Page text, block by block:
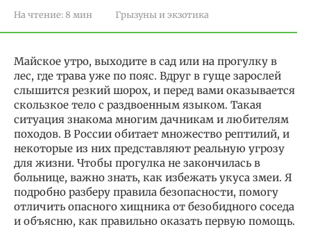
На чтение:8 мин Грызуны и экзотика
Майское утро, выходите в сад или на прогулку в
лес, где трава уже по пояс. Вдруг в гуще зарослей
слышится резкий шорох, и перед вами оказывается
скользкое тело с раздвоенным языком. Такая
ситуация знакома многим дачникам и любителям
походов. В России обитает множество рептилий, и
некоторые из них представляют реальную угрозу
для жизни. Чтобы прогулка не закончилась в
больнице, важно знать, как избежать укуса змеи. Я
подробно разберу правила безопасности, помогу
отличить опасного хищника от безобидного соседа
и объясню, как правильно оказать первую помощь.